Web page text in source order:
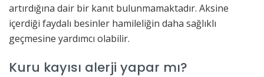
artırdığına dair bir kanıt bulunmamaktadır. Aksine
içerdiği faydalı besinler hamileliğin daha sağlıklı
geçmesine yardımcı olabilir.
Kuru kayısı alerji yapar mı?